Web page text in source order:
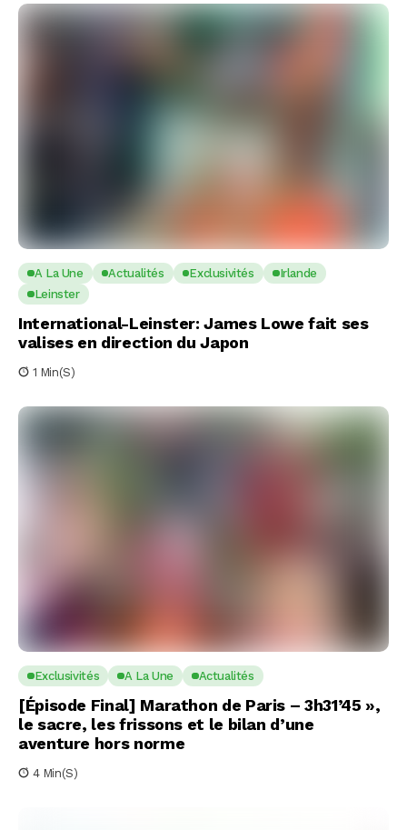
A La Une Actualités Exclusivités
Irlande
Leinster
International-Leinster: James Lowe fait ses
valises en direction du Japon
1 Min(s)
Exclusivités A La Une Actualités
[Épisode Final] Marathon de Paris – 3h31’45 »,
le sacre, les frissons et le bilan d’une
aventure hors norme
4 Min(s)